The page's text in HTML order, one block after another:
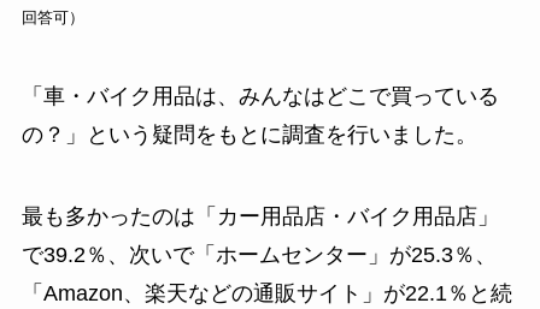
回答可）
「車・バイク用品は、みんなはどこで買っている
の？」という疑問をもとに調査を行いました。
最も多かったのは「カー用品店・バイク用品店」
で39.2％、次いで「ホームセンター」が25.3％、
「Amazon、楽天などの通販サイト」が22.1％と続